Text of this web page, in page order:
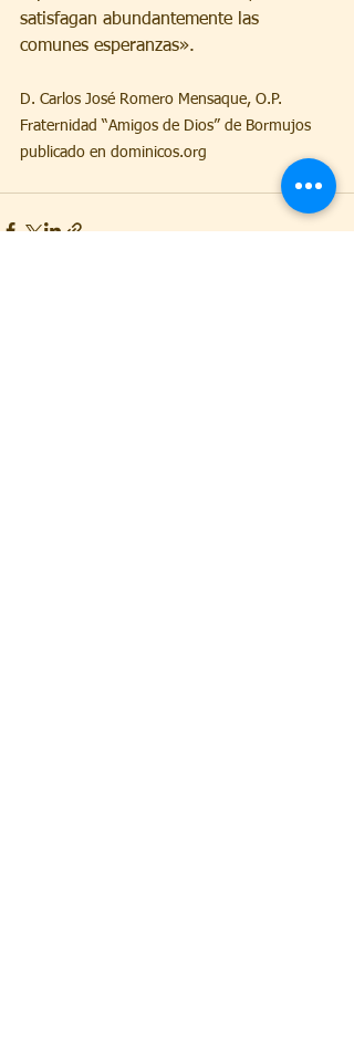
satisfagan abundantemente las
comunes esperanzas».
D. Carlos José Romero Mensaque, O.P.
Fraternidad “Amigos de Dios” de Bormujos
publicado en dominicos.org